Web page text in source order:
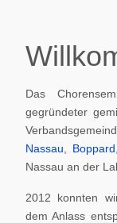
Das
gegründeter
Nassau
Boppard
Nassau an der
2012 konnten
dem Anlass